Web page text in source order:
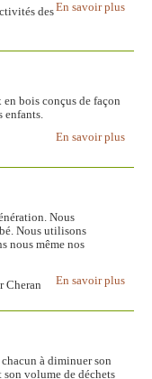
En savoir plus
des
bois conçus de façon
enfants.
En savoir plus
Nous
Nous utilisons
nous même nos
En savoir plus
Cheran
à diminuer son
volume de déchets